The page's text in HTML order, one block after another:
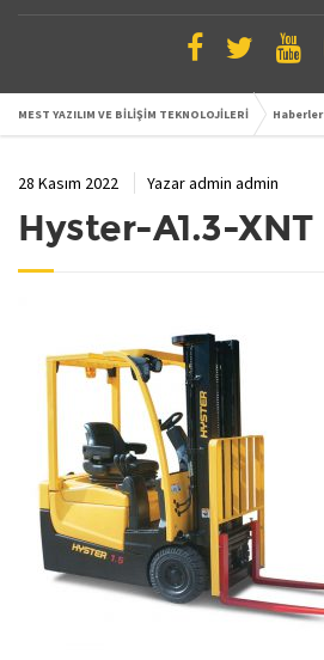
MEST YAZILIM VE BİLİŞİM TEKNOLOJİLERİ Haberler
28 Kasım 2022 Yazaradmin admin
Hyster-A1.3-XNT